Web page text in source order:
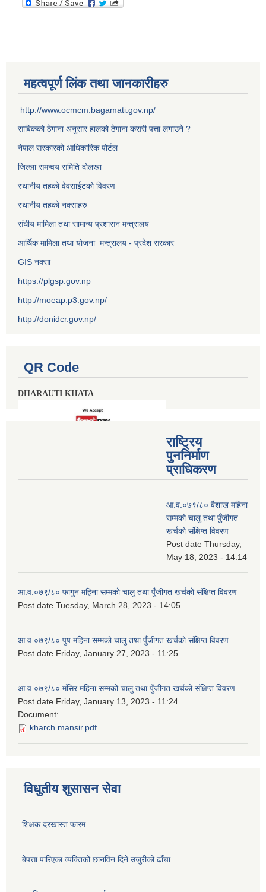
महत्वपूर्ण लिंक तथा जानकारीहरु
http://www.ocmcm.bagamati.gov.np/
साबिकको ठेगाना अनुसार हालको ठेगाना कसरी पत्ता लगाउने ?
नेपाल सरकारको आधिकारिक पोर्टल
जिल्ला समन्वय समिति दोलखा
स्थानीय तहको वेवसाईटको विवरण
स्थानीय तहको नक्साहरु
संघीय मामिला तथा सामान्य प्रशासन मन्त्रालय
आर्थिक मामिला तथा योजना मन्त्रालय - प्रदेश सरकार
GIS नक्सा
https://plgsp.gov.np
http://moeap.p3.gov.np/
http://donidcr.gov.np/
QR Code
DHARAUTI KHATA
राष्ट्रिय
पुननिर्माण
प्राधिकरण
आ.व.०७९/८० बैशाख महिना
सम्मको चालु तथा पुँजीगत
खर्चको संक्षिप्त विवरण
Post date Thursday,
May 18, 2023 - 14:14
आ.व.०७९/८० फागुन महिना सम्मको चालु तथा पुँजीगत खर्चको संक्षिप्त विवरण
Post date Tuesday, March 28, 2023 - 14:05
आ.व.०७९/८० पुष महिना सम्मको चालु तथा पुँजीगत खर्चको संक्षिप्त विवरण
Post date Friday, January 27, 2023 - 11:25
आ.व.०७९/८० मंसिर महिना सम्मको चालु तथा पुँजीगत खर्चको संक्षिप्त विवरण
Post date Friday, January 13, 2023 - 11:24
Document:
kharch mansir.pdf
विधुतीय शुसासन सेवा
शिक्षक दरखास्त फारम
बेपत्ता पारिएका व्यक्तिको छानविन दिने उजुरीको ढाँचा